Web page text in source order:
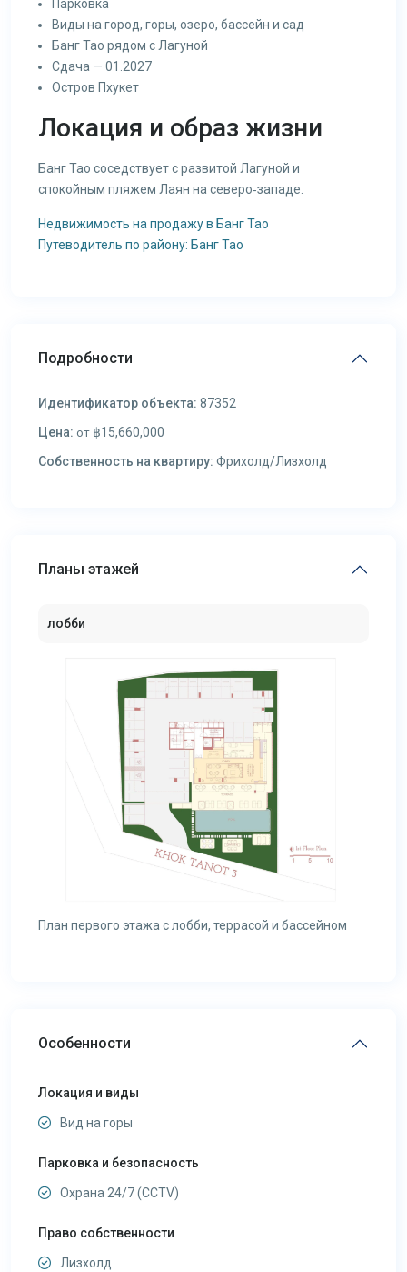
Парковка
Виды на город, горы, озеро, бассейн и сад
Банг Тао рядом с Лагуной
Сдача — 01.2027
Остров Пхукет
Локация и образ жизни
Банг Тао соседствует с развитой Лагуной и
спокойным пляжем Лаян на северо‑западе.
Недвижимость на продажу в Банг Тао
Путеводитель по району: Банг Тао
Подробности
Идентификатор объекта: 87352
Цена: от ฿15,660,000
Собственность на квартиру: Фрихолд/Лизхолд
Планы этажей
лобби
План первого этажа с лобби, террасой и бассейном
Особенности
Локация и виды
Вид на горы
Парковка и безопасность
Охрана 24/7 (CCTV)
Право собственности
Лизхолд